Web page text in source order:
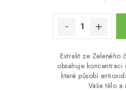
Extrakt ze Zeleného
obsahuje koncentraci
které působí
Vaše tělo a